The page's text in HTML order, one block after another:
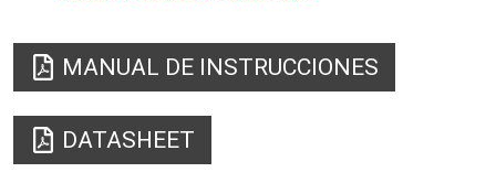
MANUAL DE INSTRUCCIONES
DATASHEET